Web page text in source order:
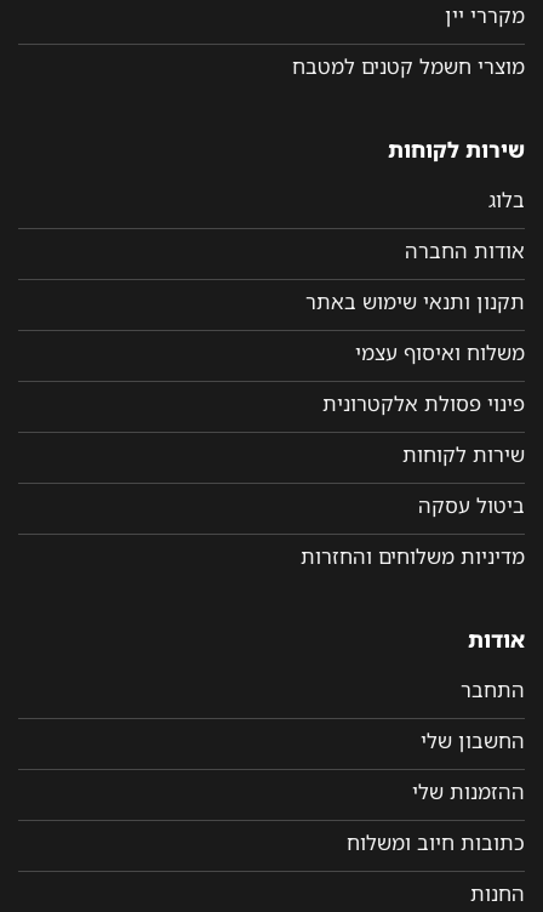
מקררי יין
מוצרי חשמל קטנים למטבח
שירות לקוחות
בלוג
אודות החברה
תקנון ותנאי שימוש באתר
משלוח ואיסוף עצמי
פינוי פסולת אלקטרונית
שירות לקוחות
ביטול עסקה
מדיניות משלוחים והחזרות
אודות
התחבר
החשבון שלי
ההזמנות שלי
כתובות חיוב ומשלוח
החנות